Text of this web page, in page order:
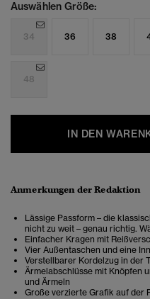
Auswählen Größe:
34 36 38
48
IN DEN
Anmerkungen der Redaktion
Lässige Passform – die
nicht zu weit – genau richtig.
Einfacher Kragen mit
Vier Außentaschen und eine
Verstellbarer Kordelzug in der
Ärmelabschlüsse mit Knöpfen
und Ärmeln
Große verzierte Grafik auf der